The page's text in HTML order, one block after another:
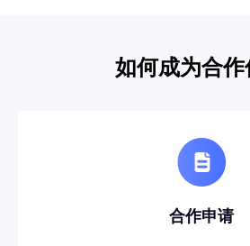
如何成为合作
合作申请